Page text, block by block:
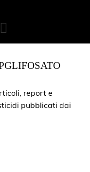
report e
pubblicati dai